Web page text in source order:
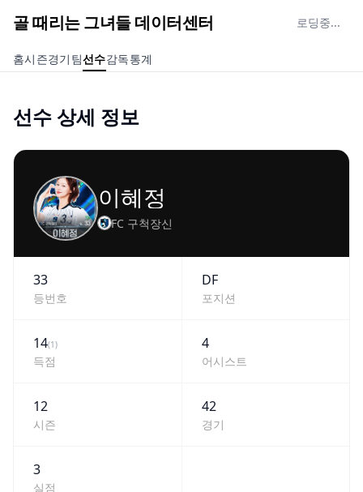
골 때리는 그녀들 데이터센터 로딩중...
홈시즌경기 팀선수감독통계
선수 상세 정보
이혜정
FC 구척장신
33
등번호
DF
포지션
14(1)
득점
4
어시스트
12
시즌
42
경기
3
실점